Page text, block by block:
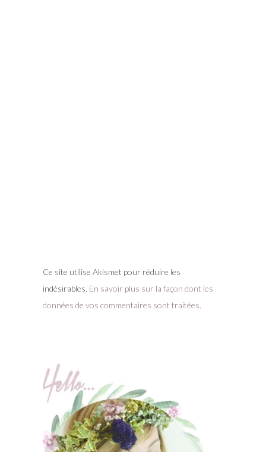
Ce site utilise Akismet pour réduire les
indésirables. En savoir plus sur la façon dont les
données de vos commentaires sont traitées.